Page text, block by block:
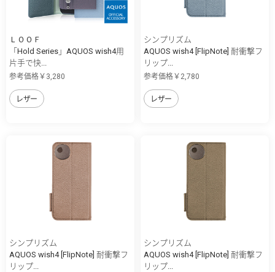
ＬＯＯＦ
「Hold Series」AQUOS wish4用
片手で快...
参考価格￥3,280
レザー
シンプリズム
AQUOS wish4 [FlipNote] 耐衝撃フ
リップ...
参考価格￥2,780
レザー
シンプリズム
AQUOS wish4 [FlipNote] 耐衝撃フ
リップ...
シンプリズム
AQUOS wish4 [FlipNote] 耐衝撃フ
リップ...